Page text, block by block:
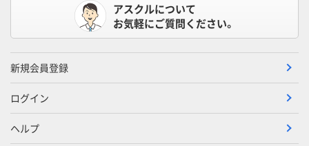
アスクルについて
お気軽にご質問ください。
新規会員登録
ログイン
ヘルプ